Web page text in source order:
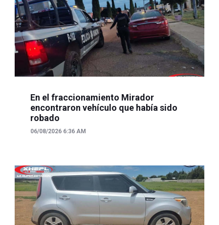
En el fraccionamiento Mirador
encontraron vehículo que había sido
robado
06/08/2026 6:36 AM